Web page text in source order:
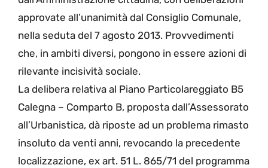
approvate all’unanimità dal Consiglio Comunale,
nella seduta del 7 agosto 2013. Provvedimenti
che, in ambiti diversi, pongono in essere azioni di
rilevante incisività sociale.
La delibera relativa al Piano Particolareggiato B5
Calegna – Comparto B, proposta dall’Assessorato
all’Urbanistica, dà riposte ad un problema rimasto
insoluto da venti anni, revocando la precedente
localizzazione, ex art. 51 L. 865/71 del programma